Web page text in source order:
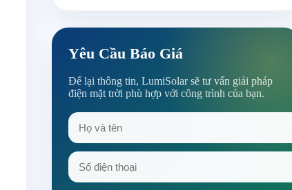
Yêu Cầu Báo Giá
Để lại thông tin, LumiSolar sẽ tư vấn giải pháp
điện mặt trời phù hợp với công trình của bạn.